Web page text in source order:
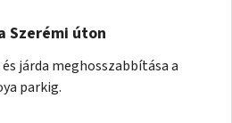
Szerémi úton
járda meghosszabbítása a
parkig.